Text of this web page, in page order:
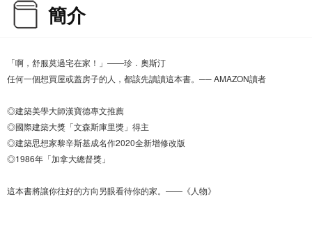
簡介
「啊，舒服莫過宅在家！」——珍．奧斯汀
任何一個想買屋或蓋房子的人，都該先讀讀這本書。── AMAZON讀者
◎建築美學大師漢寶德專文推薦
◎國際建築大獎「文森斯庫里獎」得主
◎建築思想家黎辛斯基成名作2020全新增修改版
◎1986年「加拿大總督獎」
這本書將讓你往好的方向另眼看待你的家。——《人物》